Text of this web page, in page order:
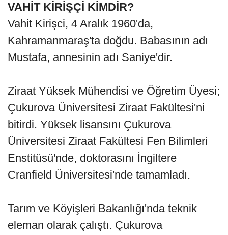
VAHİT KİRİŞÇİ KİMDİR?
Vahit Kirişci, 4 Aralık 1960'da,
Kahramanmaraş'ta doğdu. Babasının adı
Mustafa, annesinin adı Saniye'dir.
Ziraat Yüksek Mühendisi ve Öğretim Üyesi;
Çukurova Üniversitesi Ziraat Fakültesi'ni
bitirdi. Yüksek lisansını Çukurova
Üniversitesi Ziraat Fakültesi Fen Bilimleri
Enstitüsü'nde, doktorasını İngiltere
Cranfield Üniversitesi'nde tamamladı.
Tarım ve Köyişleri Bakanlığı'nda teknik
eleman olarak çalıştı. Çukurova